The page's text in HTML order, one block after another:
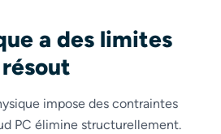
a des limites
impose des contraintes
PC élimine structurellement.